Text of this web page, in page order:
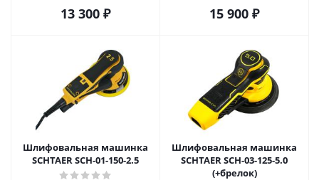
13 300 ₽ 15 900 ₽
Шлифовальная машинка
SCHTAER SCH-01-150-2.5
Шлифовальная машинка
SCHTAER SCH-03-125-5.0
(+брелок)